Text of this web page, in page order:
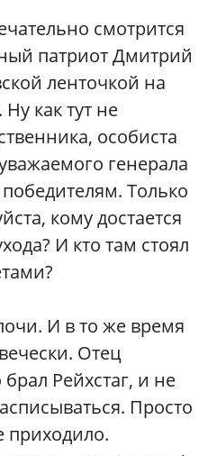
смотрится
патриот Дмитрий
ленточкой на
как тут не
особиста
генерала
Только
кому достается
И кто там стоял
И в то же время
Отец
брал Рейхстаг, и не
Просто
приходило.